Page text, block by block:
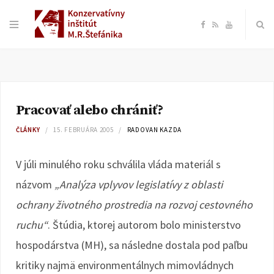
F
o
R Y
e
Pracovať alebo chrániť?
ČLÁNKY 15. FEBRUÁRA 2005 RADOVAN KAZDA
V júli minulého roku schválila vláda materiál s
názvom „Analýza vplyvov legislatívy z oblasti
ochrany životného prostredia na rozvoj cestovného
ruchu“. Štúdia, ktorej autorom bolo ministerstvo
hospodárstva (MH), sa následne dostala pod paľbu
kritiky najmä environmentálnych mimovládnych